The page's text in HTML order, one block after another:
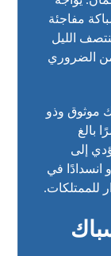
مفاجئة
الليل
من الضروري
موثوق وذو
بالغ
إلى
انسدادًا في
للممتلكات.